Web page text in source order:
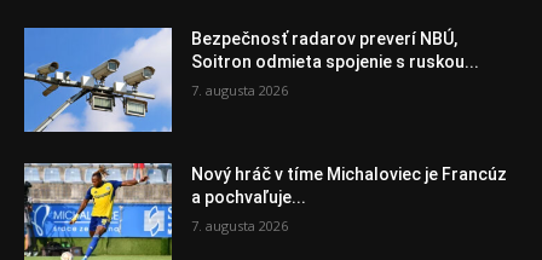
Bezpečnosť radarov preverí NBÚ,
Soitron odmieta spojenie s ruskou...
7. augusta 2026
Nový hráč v tíme Michaloviec je Francúz
a pochvaľuje...
7. augusta 2026